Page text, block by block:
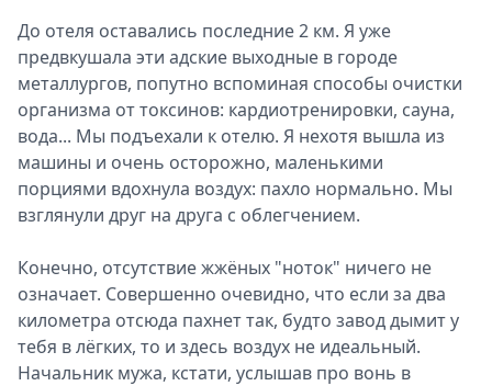
До отеля оставались последние 2 км. Я уже
предвкушала эти адские выходные в городе
металлургов, попутно вспоминая способы очистки
организма от токсинов: кардиотренировки, сауна,
вода... Мы подъехали к отелю. Я нехотя вышла из
машины и очень осторожно, маленькими
порциями вдохнула воздух: пахло нормально. Мы
взглянули друг на друга с облегчением.
Конечно, отсутствие жжёных "ноток" ничего не
означает. Совершенно очевидно, что если за два
километра отсюда пахнет так, будто завод дымит у
тебя в лёгких, то и здесь воздух не идеальный.
Начальник мужа, кстати, услышав про вонь в